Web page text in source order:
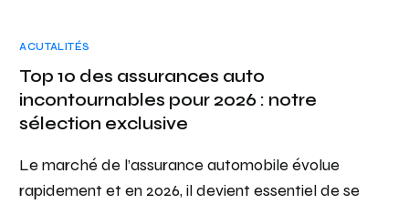
ACUTALITÉS
Top 10 des assurances auto
incontournables pour 2026 : notre
sélection exclusive
Le marché de l’assurance automobile évolue
rapidement et en 2026, il devient essentiel de se